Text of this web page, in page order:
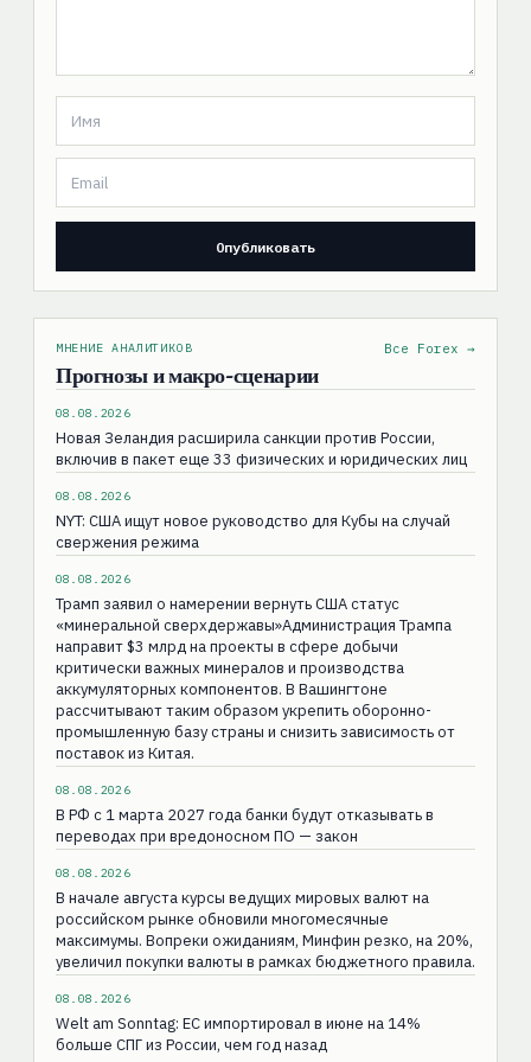
МНЕНИЕ АНАЛИТИКОВ
Прогнозы и макро-сценарии
Все Forex →
08.08.2026
Новая Зеландия расширила санкции против России,
включив в пакет еще 33 физических и юридических лиц
08.08.2026
NYT: США ищут новое руководство для Кубы на случай
свержения режима
08.08.2026
Трамп заявил о намерении вернуть США статус
«минеральной сверхдержавы»Администрация Трампа
направит $3 млрд на проекты в сфере добычи
критически важных минералов и производства
аккумуляторных компонентов. В Вашингтоне
рассчитывают таким образом укрепить оборонно-
промышленную базу страны и снизить зависимость от
поставок из Китая.
08.08.2026
В РФ с 1 марта 2027 года банки будут отказывать в
переводах при вредоносном ПО — закон
08.08.2026
В начале августа курсы ведущих мировых валют на
российском рынке обновили многомесячные
максимумы. Вопреки ожиданиям, Минфин резко, на 20%,
увеличил покупки валюты в рамках бюджетного правила.
08.08.2026
Welt am Sonntag: ЕС импортировал в июне на 14%
больше СПГ из России, чем год назад